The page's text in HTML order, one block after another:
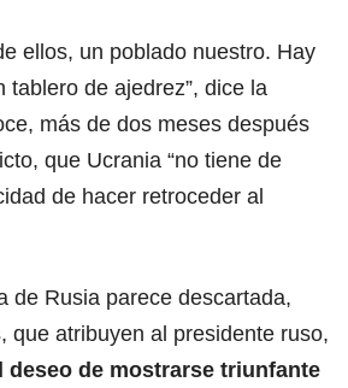
ellos, un poblado nuestro. Hay
tablero de ajedrez”, dice la
más de dos meses después
que Ucrania “no tiene de
de hacer retroceder al
de Rusia parece descartada,
que atribuyen al presidente ruso,
deseo de mostrarse triunfante